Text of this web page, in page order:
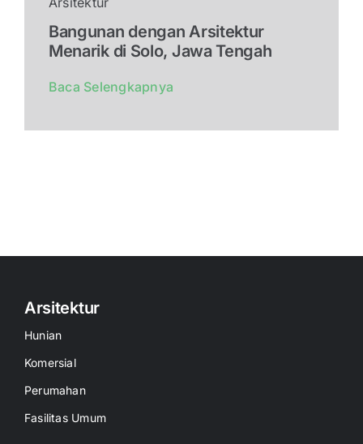
Bangunan dengan Arsitektur
Menarik di Solo, Jawa Tengah
Baca Selengkapnya
Arsitektur
Hunian
Komersial
Perumahan
Fasilitas Umum